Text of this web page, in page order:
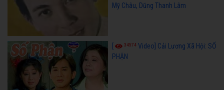
Mỹ Châu, Dũng Thanh Lâm
34574 Video] Cải Lương Xã Hội: SỐ
PHẬN